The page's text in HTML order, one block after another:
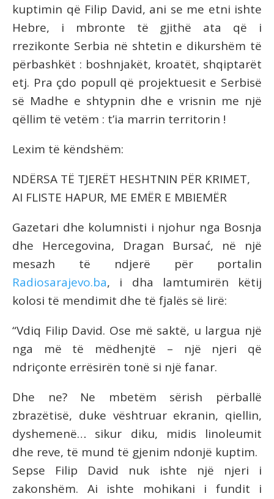
kuptimin që Filip David, ani se me etni ishte
Hebre, i mbronte të gjithë ata që i
rrezikonte Serbia në shtetin e dikurshëm të
përbashkët : boshnjakët, kroatët, shqiptarët
etj. Pra çdo popull që projektuesit e Serbisë
së Madhe e shtypnin dhe e vrisnin me një
qëllim të vetëm : t’ia marrin territorin !
Lexim të këndshëm:
NDËRSA TË TJERËT HESHTNIN PËR KRIMET,
AI FLISTE HAPUR, ME EMËR E MBIEMËR
Gazetari dhe kolumnisti i njohur nga Bosnja
dhe Hercegovina, Dragan Bursać, në një
mesazh të ndjerë për portalin
Radiosarajevo.ba, i dha lamtumirën këtij
kolosi të mendimit dhe të fjalës së lirë:
“Vdiq Filip David. Ose më saktë, u largua një
nga më të mëdhenjtë – një njeri që
ndriçonte errësirën tonë si një fanar.
Dhe ne? Ne mbetëm sërish përballë
zbrazëtisë, duke vështruar ekranin, qiellin,
dyshemenë… sikur diku, midis linoleumit
dhe reve, të mund të gjenim ndonjë kuptim.
Sepse Filip David nuk ishte një njeri i
zakonshëm. Ai ishte mohikani i fundit i